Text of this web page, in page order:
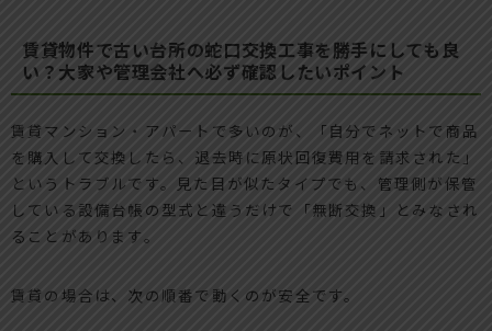
賃貸物件で古い台所の蛇口交換工事を勝手にしても良
い？大家や管理会社へ必ず確認したいポイント
賃貸マンション・アパートで多いのが、「自分でネットで商品
を購入して交換したら、退去時に原状回復費用を請求された」
というトラブルです。見た目が似たタイプでも、管理側が保管
している設備台帳の型式と違うだけで「無断交換」とみなされ
ることがあります。
賃貸の場合は、次の順番で動くのが安全です。